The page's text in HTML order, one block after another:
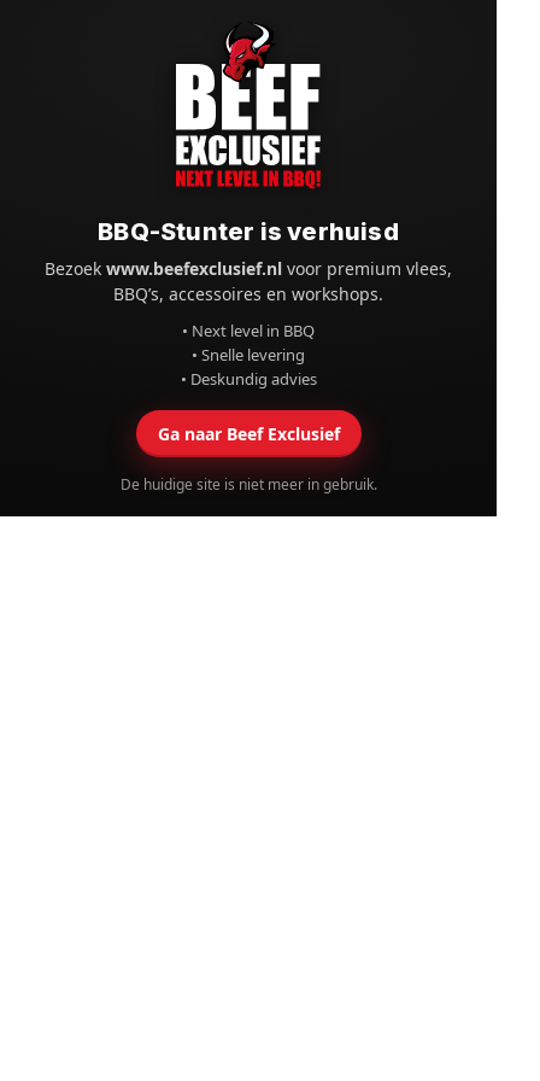
BBQ-Stunter is verhuisd
Bezoekwww.beefexclusief.nl voor premium vlees,
BBQ’s, accessoires en workshops.
• Next level in BBQ
• Snelle levering
• Deskundig advies
Ga naar Beef Exclusief
De huidige site is niet meer in gebruik.